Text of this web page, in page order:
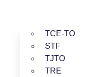
TCE-TO
STF
TJTO
TRE